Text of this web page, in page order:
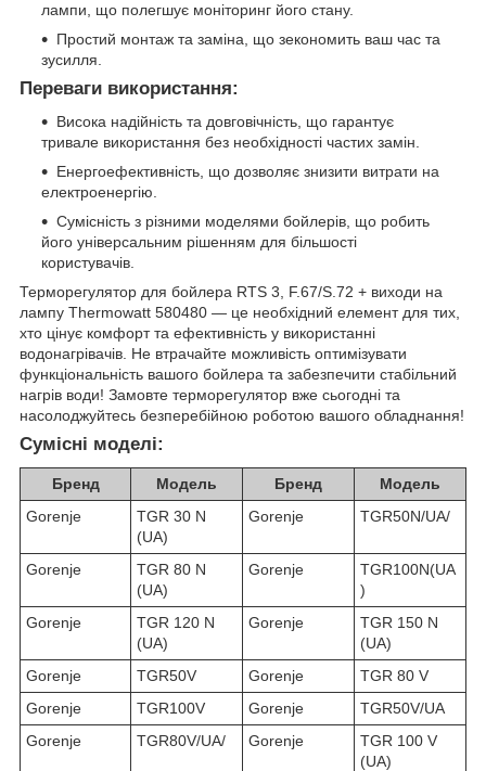
лампи, що полегшує моніторинг його стану.
Простий монтаж та заміна, що зекономить ваш час та
зусилля.
Переваги використання:
Висока надійність та довговічність, що гарантує
тривале використання без необхідності частих замін.
Енергоефективність, що дозволяє знизити витрати на
електроенергію.
Сумісність з різними моделями бойлерів, що робить
його універсальним рішенням для більшості
користувачів.
Терморегулятор для бойлера RTS 3, F.67/S.72 + виходи на
лампу Thermowatt 580480 — це необхідний елемент для тих,
хто цінує комфорт та ефективність у використанні
водонагрівачів. Не втрачайте можливість оптимізувати
функціональність вашого бойлера та забезпечити стабільний
нагрів води! Замовте терморегулятор вже сьогодні та
насолоджуйтесь безперебійною роботою вашого обладнання!
Сумісні моделі:
Бренд Модель Бренд
Модель
Gorenje
TGR 30 N
(UA)
Gorenje TGR50N/UA/
Gorenje
TGR 80 N
(UA)
Gorenje
TGR100N(UA
)
Gorenje
TGR 120 N
(UA)
Gorenje
TGR 150 N
(UA)
Gorenje
TGR50V Gorenje
TGR 80 V
Gorenje
TGR100V Gorenje
TGR50V/UA
Gorenje
TGR80V/UA/ Gorenje
TGR 100 V
(UA)